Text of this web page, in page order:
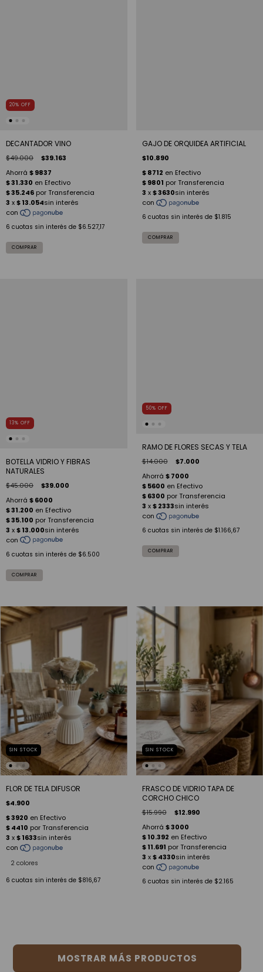
20% OFF
DECANTADOR VINO
$49.000 $39.163
6 cuotas sin interés de $6.527,17
GAJO DE ORQUIDEA ARTIFICIAL
$10.890
6 cuotas sin interés de $1.815
13% OFF
BOTELLA VIDRIO Y FIBRAS
NATURALES
$45.000 $39.000
6 cuotas sin interés de $6.500
50% OFF
RAMO DE FLORES SECAS Y TELA
$14.000 $7.000
6 cuotas sin interés de $1.166,67
SIN STOCK
FLOR DE TELA DIFUSOR
$4.900
2 colores
6 cuotas sin interés de $816,67
SIN STOCK
FRASCO DE VIDRIO TAPA DE
CORCHO CHICO
$15.990 $12.990
6 cuotas sin interés de $2.165
MOSTRAR MÁS PRODUCTOS